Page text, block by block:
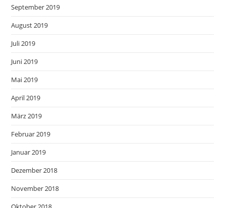
September 2019
August 2019
Juli 2019
Juni 2019
Mai 2019
April 2019
März 2019
Februar 2019
Januar 2019
Dezember 2018
November 2018